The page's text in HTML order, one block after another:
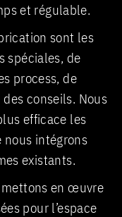
et régulable.
sont les
spéciales, de
process, de
conseils. Nous
efficace les
nous intégrons
existants.
mettons en œuvre
pour l’espace